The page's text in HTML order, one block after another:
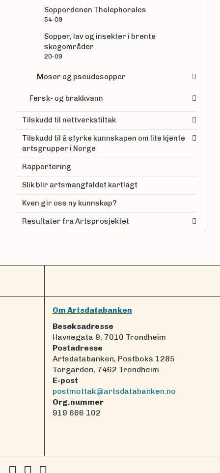
Soppordenen Thelephorales
54-09
Sopper, lav og insekter i brente
skogområder
20-09
Moser og pseudosopper
Fersk- og brakkvann
Tilskudd til nettverkstiltak
Tilskudd til å styrke kunnskapen om lite kjente
artsgrupper i Norge
Rapportering
Slik blir artsmangfaldet kartlagt
Kven gir oss ny kunnskap?
Resultater fra Artsprosjektet
Om Artsdatabanken
Besøksadresse
Havnegata 9, 7010 Trondheim
Postadresse
Artsdatabanken, Postboks 1285
Torgarden, 7462 Trondheim
E-post
postmottak@artsdatabanken.no
Org.nummer
919 666 102